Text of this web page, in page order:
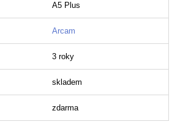
A5 Plus
Arcam
3 roky
skladem
zdarma